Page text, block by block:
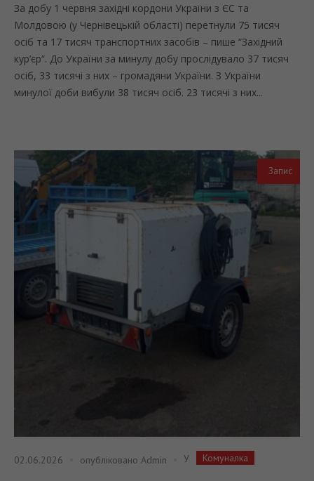
За добу 1 червня західні кордони України з ЄС та
Молдовою (у Чернівецькій області) перетнули 75 тисяч
осіб та 17 тисяч транспортних засобів – пише “Західний
кур’єр“. До України за минулу добу прослідувало 37 тисяч
осіб, 33 тисячі з них – громадяни України. З України
минулої доби вибули 38 тисяч осіб. 23 тисячі з них...
Запис
02.06.2026 опубліковано Admin У Комуналка